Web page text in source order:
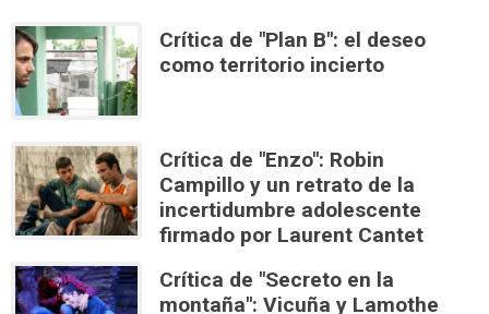
Crítica de "Plan B": el deseo
como territorio incierto
Crítica de "Enzo": Robin
Campillo y un retrato de la
incertidumbre adolescente
firmado por Laurent Cantet
Crítica de "Secreto en la
montaña": Vicuña y Lamothe